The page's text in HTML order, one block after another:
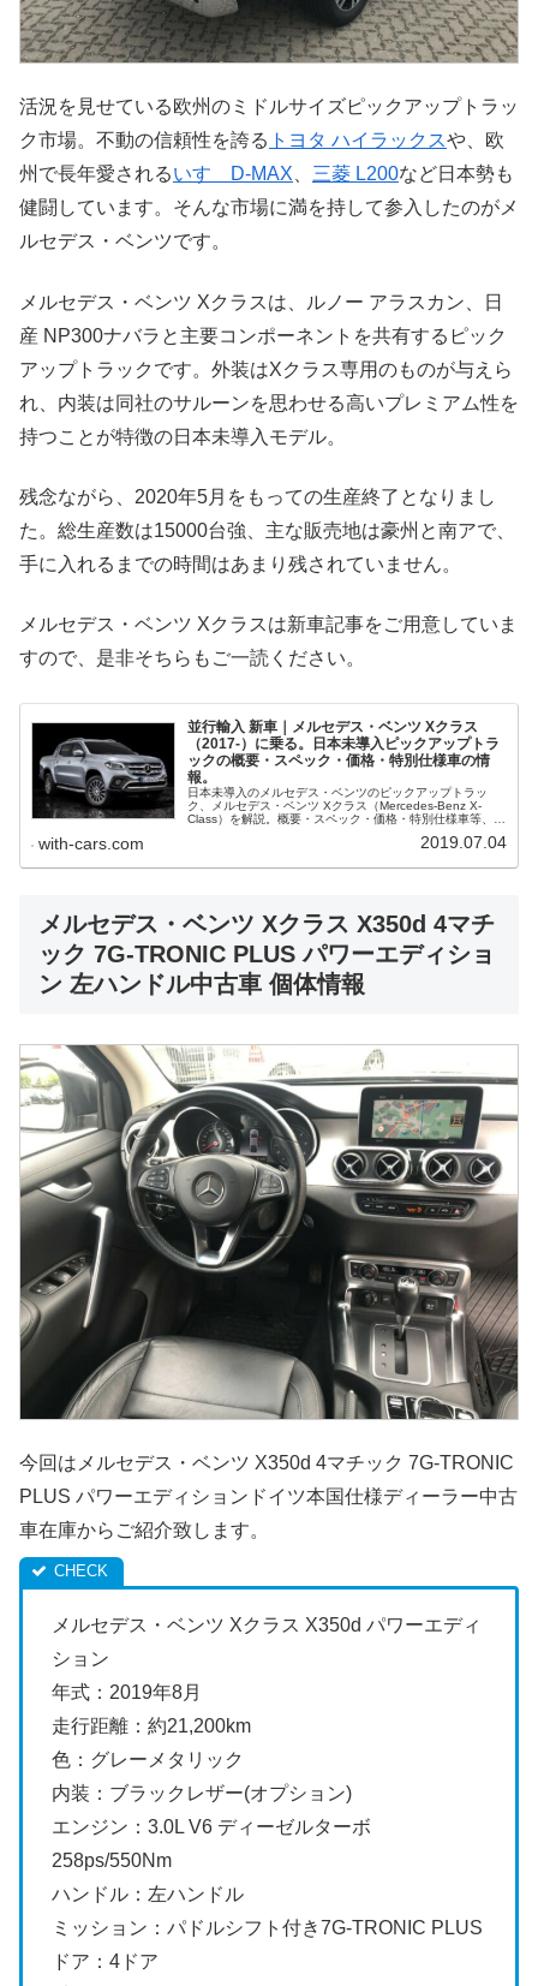
活況を見せている欧州のミドルサイズピックアップトラッ
ク市場。不動の信頼性を誇る トヨタ ハイラックスや、欧
州で長年愛されるいすゞD-MAX 三菱 L200など日本勢も
健闘しています。そんな市場に満を持して参入したのがメ
ルセデス・ベンツです。
メルセデス・ベンツ Xクラスは、ルノー アラスカン、日
産 NP300ナバラと主要コンポーネントを共有するピック
アップトラックです。外装はXクラス専用のものが与えら
れ、内装は同社のサルーンを思わせる高いプレミアム性を
持つことが特徴の日本未導入モデル。
残念ながら、2020年5月をもっての生産終了となりまし
た。総生産数は15000台強、主な販売地は豪州と南アで、
手に入れるまでの時間はあまり残されていません。
メルセデス・ベンツ Xクラスは新車記事をご用意していま
すので、是非そちらもご一読ください。
並行輸入 新車｜メルセデス・ベンツ Xクラス
（2017-）に乗る。日本未導入ピックアップトラ
ックの概要・スペック・価格・特別仕様車の情
報。
日本未導入のメルセデス・ベンツのピックアップトラッ
ク、メルセデス・ベンツ Xクラス（Mercedes-Benz X-
Class）を解説。概要・スペック・価格・特別仕様車等、並
with-cars.com 2019.07.04
メルセデス・ベンツ Xクラス X350d 4マチ
ック 7G-TRONIC PLUS パワーエディショ
ン 左ハンドル中古車 個体情報
今回はメルセデス・ベンツ X350d 4マチック 7G-TRONIC
PLUS パワーエディションドイツ本国仕様ディーラー中古
車在庫からご紹介致します。
メルセデス・ベンツ Xクラス X350d パワーエディ
ション
年式：2019年8月
走行距離：約21,200km
色：グレーメタリック
内装：ブラックレザー(オプション)
エンジン：3.0L V6 ディーゼルターボ
258ps/550Nm
ハンドル：左ハンドル
ミッション：パドルシフト付き7G-TRONIC PLUS
ドア：4ドア